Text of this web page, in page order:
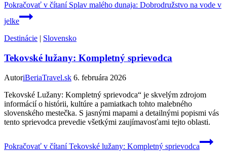
Pokračovať v čítaníSplav malého dunaja: Dobrodružstvo na vode v
jelke
Destinácie | Slovensko
Tekovské lužany: Kompletný sprievodca
AutoriBeriaTravel.sk 6. februára 2026
Tekovské Lužany: Kompletný sprievodca“ je skvelým zdrojom
informácií o histórii, kultúre a pamiatkach tohto malebného
slovenského mestečka. S jasnými mapami a detailnými popismi vás
tento sprievodca prevedie všetkými zaujímavosťami tejto oblasti.
Pokračovať v čítaníTekovské lužany: Kompletný sprievodca